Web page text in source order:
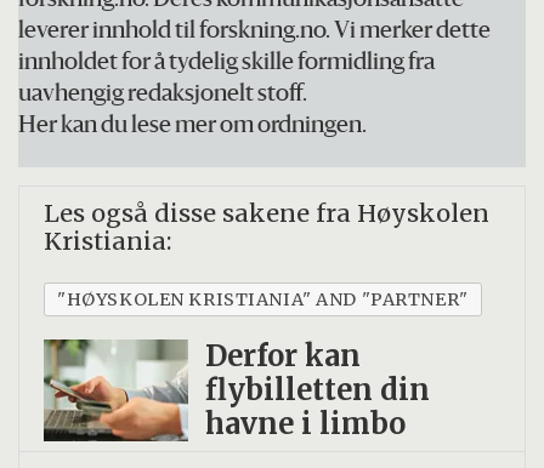
leverer innhold til forskning.no. Vi merker dette
innholdet for å tydelig skille formidling fra
uavhengig redaksjonelt stoff.
Her kan du lese mer om ordningen.
Les også disse sakene fra Høyskolen
Kristiania:
"HØYSKOLEN KRISTIANIA" AND "PARTNER"
Derfor kan
flybilletten din
havne i limbo